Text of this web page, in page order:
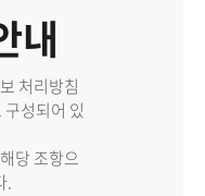
내
처리방침
성되어 있
당 조항으
.